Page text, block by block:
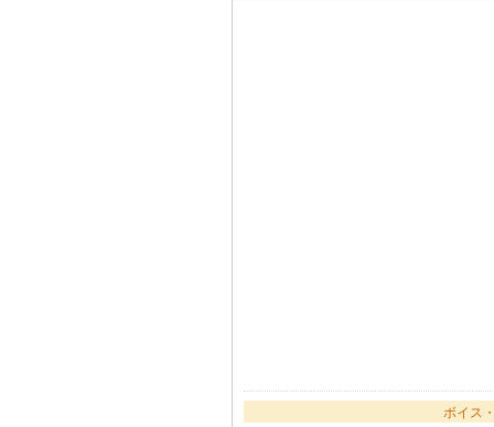
ボイス